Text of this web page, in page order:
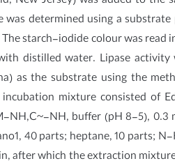
was determined using a
starch-iodide colour was
distilled water. Lipase
as the substrate using the
mixture consisted of
NH, buffer (pH 8-5), 0.3
40 parts; heptane, 10 parts;
after which the extraction